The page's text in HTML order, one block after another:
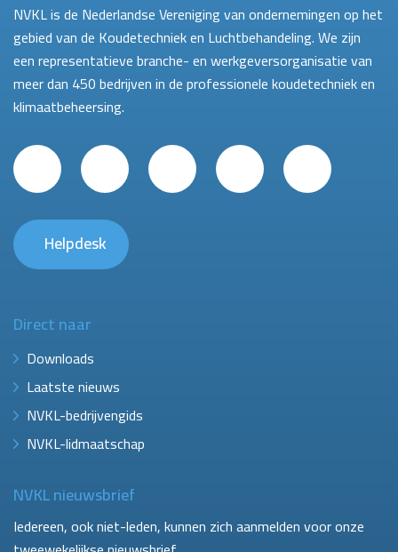
NVKL is de Nederlandse Vereniging van ondernemingen op het
gebied van de Koudetechniek en Luchtbehandeling. We zijn
een representatieve branche- en werkgeversorganisatie van
meer dan 450 bedrijven in de professionele koudetechniek en
klimaatbeheersing.
Helpdesk
Direct naar
Downloads
Laatste nieuws
NVKL-bedrijvengids
NVKL-lidmaatschap
NVKL nieuwsbrief
Iedereen, ook niet-leden, kunnen zich aanmelden voor onze